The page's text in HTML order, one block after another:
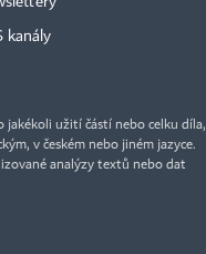
kanály
jakékoli užití částí nebo celku díla,
v českém nebo jiném jazyce.
analýzy textů nebo dat